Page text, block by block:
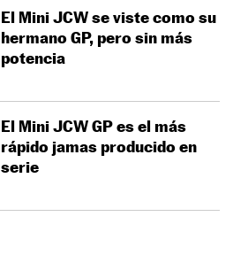
El Mini JCW se viste como su
hermano GP, pero sin más
potencia
El Mini JCW GP es el más
rápido jamas producido en
serie